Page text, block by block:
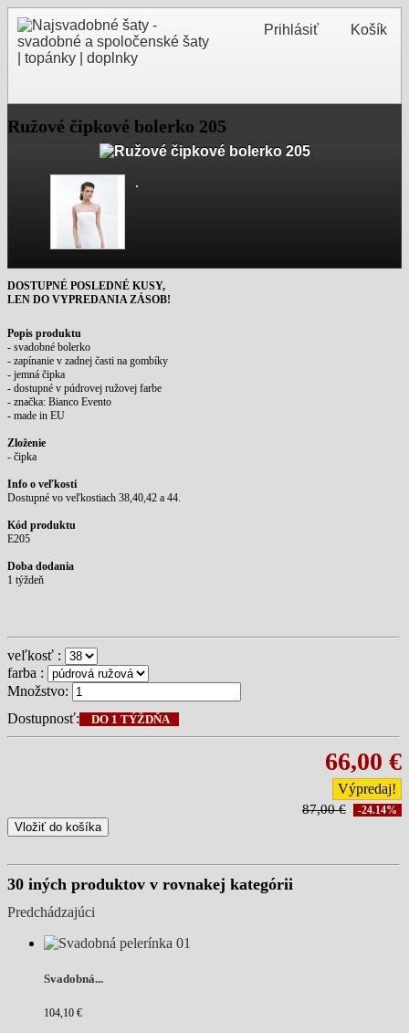
Košík
Prihlásiť
Ružové čipkové bolerko 205
DOSTUPNÉ POSLEDNÉ KUSY,
LEN DO VYPREDANIA ZÁSOB!
Popis produktu
- svadobné bolerko
- zapínanie v zadnej časti na gombíky
- jemná čipka
- dostupné v púdrovej ružovej farbe
- značka: Bianco Evento
- made in EU
Zloženie
- čipka
Info o veľkosti
Dostupné vo veľkostiach 38,40,42 a 44.
Kód produktu
E205
Doba dodania
1 týždeň
veľkosť :
farba :
Množstvo:
Dostupnosť:
DO 1 TÝŽDŇA
66,00 €
Výpredaj!
87,00 € -24.14%
Vložiť do košíka
30 iných produktov v rovnakej kategórii
Predchádzajúci
Svadobná...
104,10 €